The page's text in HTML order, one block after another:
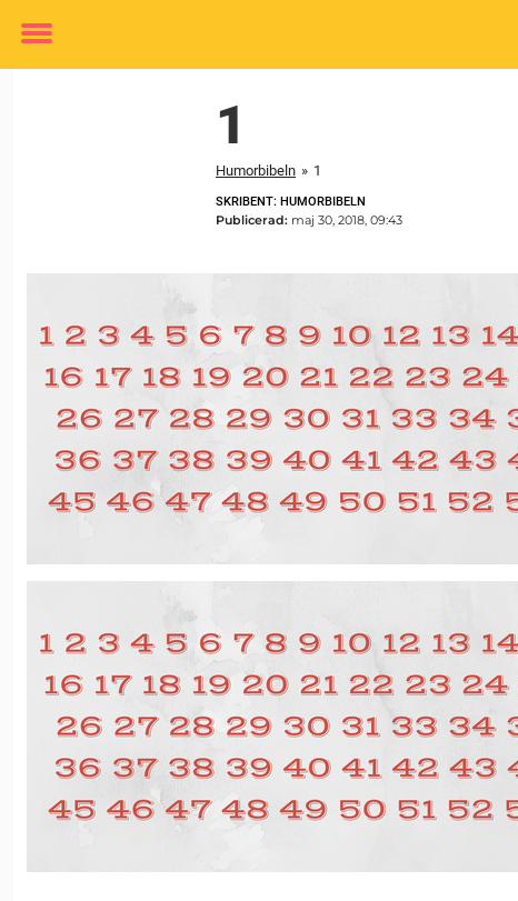
Toggle
1
Humorbibeln » 1
SKRIBENT: HUMORBIBELN
Publicerad: maj 30, 2018, 09:43